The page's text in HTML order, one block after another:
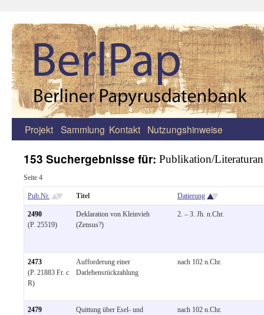
Zum
springen
Projekt Sammlung Kontakt Nutzungshinweise
153 Suchergebnisse für: Publikation/
Seite 4
Pub.Nr. Titel Datierung
2490
(P. 25519)
Deklaration von Kleinvieh
(Zensus?)
2. – 3. Jh. n.Chr.
2473
(P. 21883 Fr. c
R)
Aufforderung einer
Darlehensrückzahlung
nach 102 n.Chr.
2479
Quittung über Esel- und
nach 102 n.Chr.